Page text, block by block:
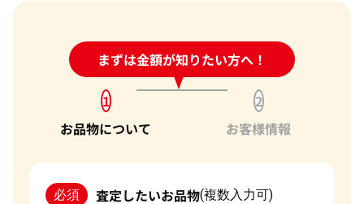
まずは金額が知りたい方へ！
24時間受付中!問い合わせフォーム
1
お品物について
2
お客様情報
必須 査定したいお品物(複数入力可)